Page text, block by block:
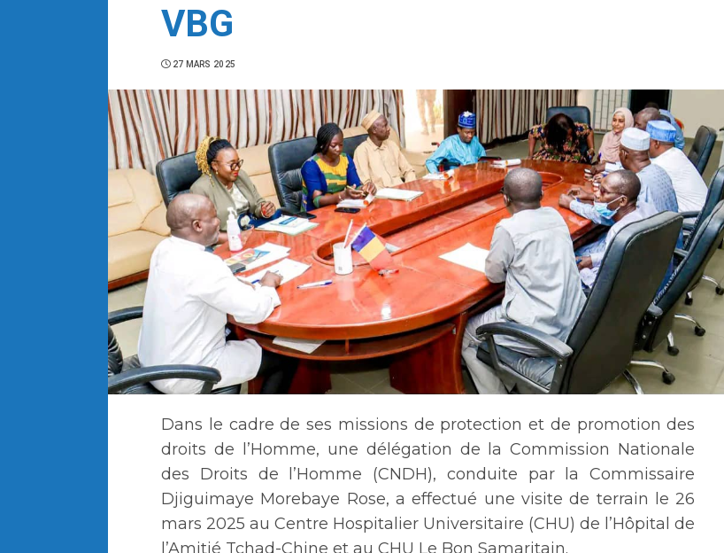
VBG
27 MARS 2025
Dans le cadre de ses missions de protection et de promotion des
droits de l’Homme, une délégation de la Commission Nationale
des Droits de l’Homme (CNDH), conduite par la Commissaire
Djiguimaye Morebaye Rose, a effectué une visite de terrain le 26
mars 2025 au Centre Hospitalier Universitaire (CHU) de l’Hôpital de
l’Amitié Tchad-Chine et au CHU Le Bon Samaritain.